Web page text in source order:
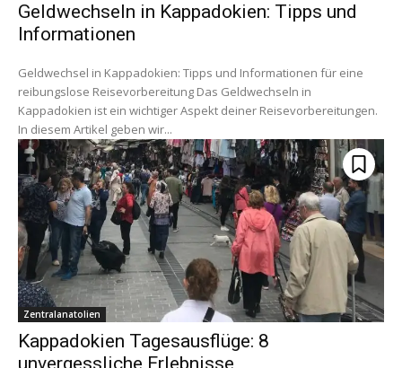
Geldwechseln in Kappadokien: Tipps und
Informationen
Geldwechsel in Kappadokien: Tipps und Informationen für eine
reibungslose Reisevorbereitung Das Geldwechseln in
Kappadokien ist ein wichtiger Aspekt deiner Reisevorbereitungen.
In diesem Artikel geben wir...
Zentralanatolien
Kappadokien Tagesausflüge: 8
unvergessliche Erlebnisse